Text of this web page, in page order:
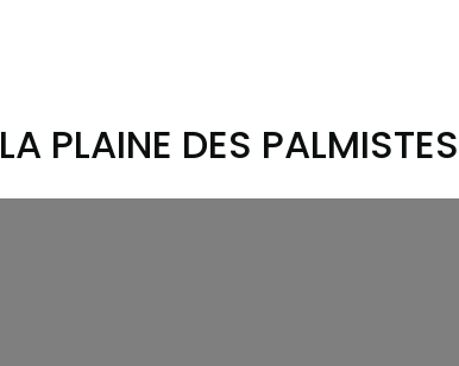
LA PLAINE DES PALMISTES